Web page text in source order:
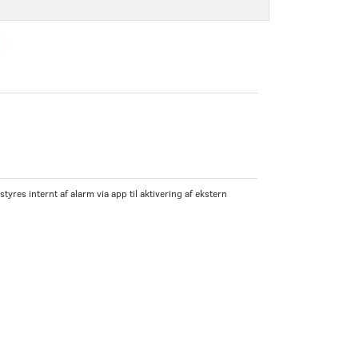
internt af alarm via app til aktivering af ekstern